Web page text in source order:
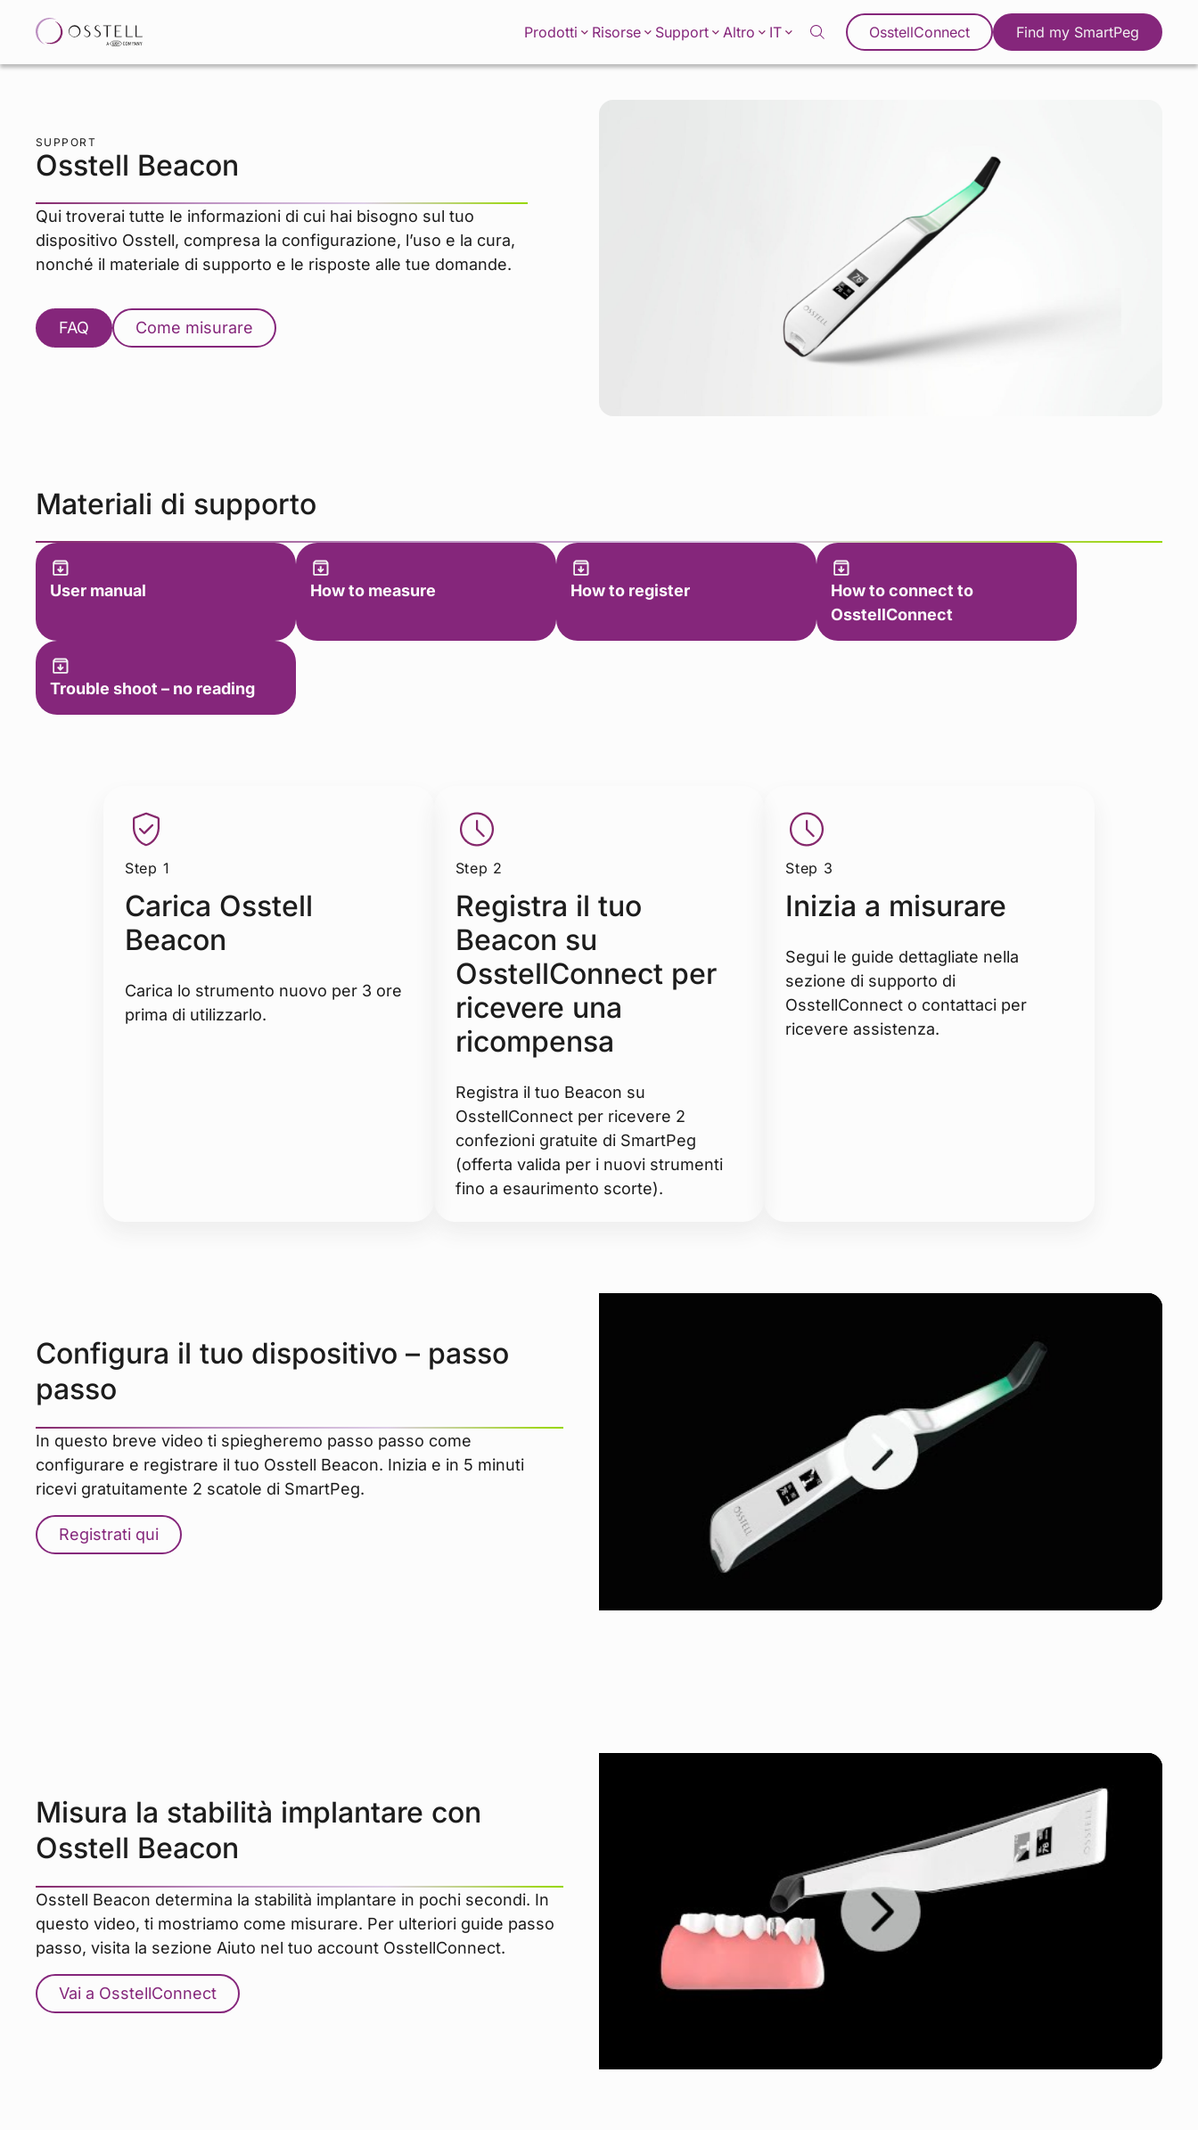
Prodotti Risorse Support Altro IT OsstellConnect Find my SmartPeg
SUPPORT
Osstell Beacon
Qui troverai tutte le informazioni di cui hai bisogno sul tuo
dispositivo Osstell, compresa la configurazione, l’uso e la cura,
nonché il materiale di supporto e le risposte alle tue domande.
FAQ Come misurare
Materiali di supporto
User manual How to measure How to register
How to connect to
OsstellConnect
Trouble shoot – no reading
Step 1
Carica Osstell
Beacon
Carica lo strumento nuovo per 3 ore
prima di utilizzarlo.
Step 2
Registra il tuo
Beacon su
OsstellConnect per
ricevere una
ricompensa
Registra il tuo Beacon su
OsstellConnect per ricevere 2
confezioni gratuite di SmartPeg
(offerta valida per i nuovi strumenti
fino a esaurimento scorte).
Step 3
Inizia a misurare
Segui le guide dettagliate nella
sezione di supporto di
OsstellConnect o contattaci per
ricevere assistenza.
Configura il tuo dispositivo – passo
passo
In questo breve video ti spiegheremo passo passo come
configurare e registrare il tuo Osstell Beacon. Inizia e in 5 minuti
ricevi gratuitamente 2 scatole di SmartPeg.
Registrati qui
Misura la stabilità implantare con
Osstell Beacon
Osstell Beacon determina la stabilità implantare in pochi secondi. In
questo video, ti mostriamo come misurare. Per ulteriori guide passo
passo, visita la sezione Aiuto nel tuo account OsstellConnect.
Vai a OsstellConnect